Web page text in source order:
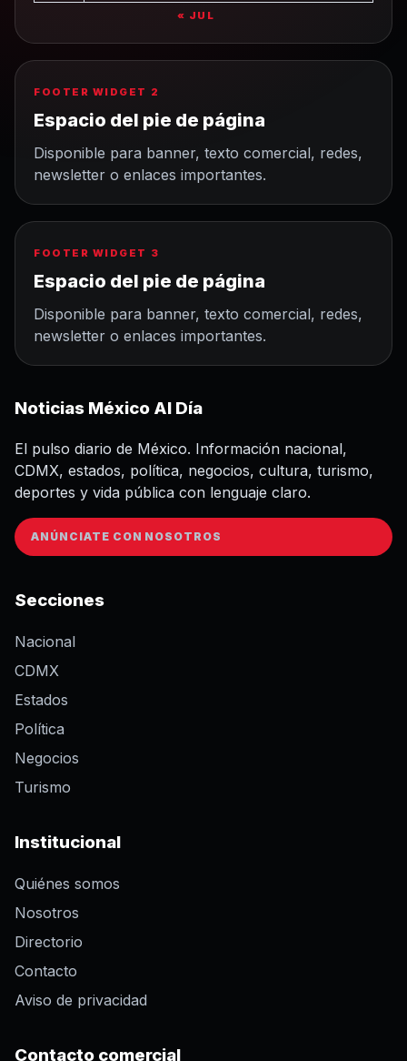
« JUL
FOOTER WIDGET 2
Espacio del pie de página
Disponible para banner, texto comercial, redes,
newsletter o enlaces importantes.
FOOTER WIDGET 3
Espacio del pie de página
Disponible para banner, texto comercial, redes,
newsletter o enlaces importantes.
Noticias México Al Día
El pulso diario de México. Información nacional,
CDMX, estados, política, negocios, cultura, turismo,
deportes y vida pública con lenguaje claro.
ANÚNCIATE CON NOSOTROS
Secciones
Nacional
CDMX
Estados
Política
Negocios
Turismo
Institucional
Quiénes somos
Nosotros
Directorio
Contacto
Aviso de privacidad
Contacto comercial